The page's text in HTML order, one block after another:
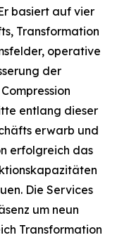
basiert auf vier
Transformation
operative
der
entlang dieser
erwarb und
erfolgreich das
Die Services
um neun
Transformation